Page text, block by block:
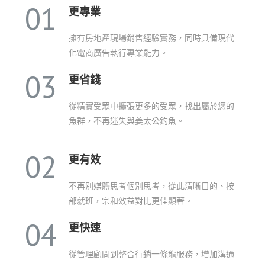
01 更專業
擁有房地產現場銷售經驗實務，同時具備現代
化電商廣告執行專業能力。
03 更省錢
從精實受眾中擴張更多的受眾，找出屬於您的
魚群，不再迷失與姜太公釣魚。
02 更有效
不再別媒體思考個別思考，從此清晰目的、按
部就班，宗和效益對比更佳顯著。
04 更快速
從管理顧問到整合行銷一條龍服務，增加溝通